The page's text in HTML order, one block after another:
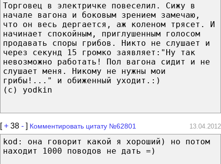
Торговец в электричке повеселил. Сижу в
начале вагона и боковым зрением замечаю,
что он весь дергается, аж коленом трясет. И
начинает спокойным, приглушенным голосом
продавать споры грибов. Никто не слушает и
через секунд 15 громко заявляет:"Ну так
невозможно работать! Пол вагона сидит и не
слушает меня. Никому не нужны мои
грибы!..." и обиженный уходит.:)
(с) yodkin
[+ 38 - ] Комментировать цитату №62801 13.04.2012
kod: она говорит какой я хороший) но потом
находит 1000 поводов не дать =)